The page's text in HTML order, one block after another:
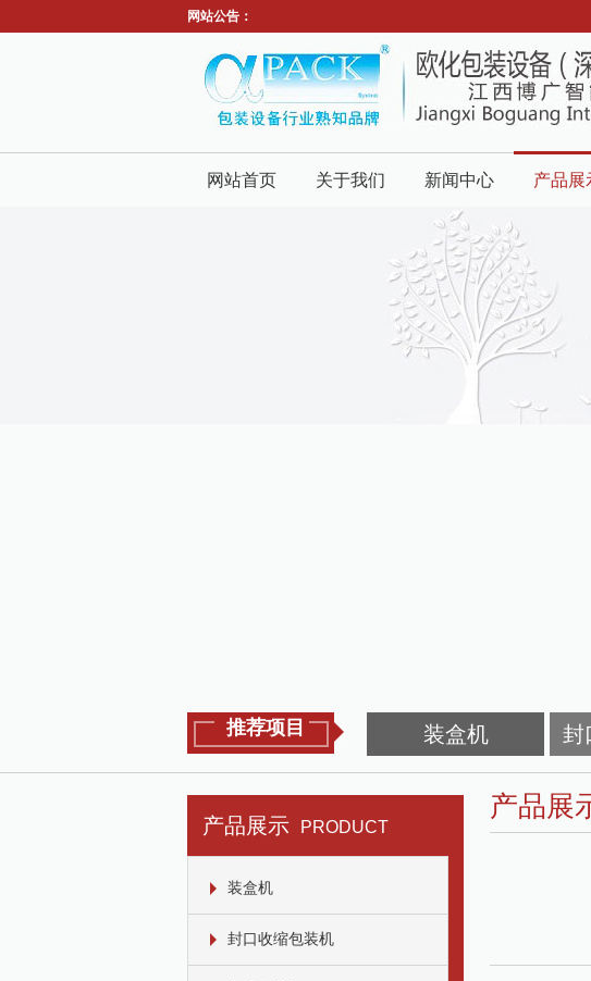
网站公告：
网站首页 关于我们 新闻中心 产品展
推荐项目 装盒机 封
产品展示 PRODUCT
装盒机
封口收缩包装机
产品展